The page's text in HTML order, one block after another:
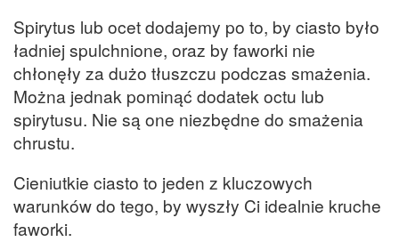
Spirytus lub ocet dodajemy po to, by ciasto było
ładniej spulchnione, oraz by faworki nie
chłonęły za dużo tłuszczu podczas smażenia.
Można jednak pominąć dodatek octu lub
spirytusu. Nie są one niezbędne do smażenia
chrustu.
Cieniutkie ciasto to jeden z kluczowych
warunków do tego, by wyszły Ci idealnie kruche
faworki.